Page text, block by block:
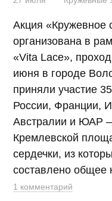
Акция
организована в
«Vita Lace»,
июня в городе
приняли участие
России, Франции,
Австралии и ЮАР
Кремлевской
сердечки, из
составлено общее
1 комментарий